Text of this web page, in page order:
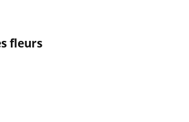
fleurs